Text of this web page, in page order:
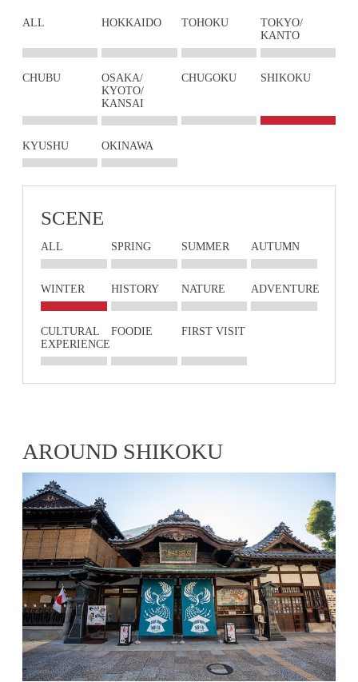
ALL HOKKAIDO TOHOKU
TOKYO/
KANTO
CHUBU
OSAKA/
KYOTO/
KANSAI
CHUGOKU SHIKOKU
KYUSHU OKINAWA
SCENE
ALL SPRING SUMMER AUTUMN
WINTER HISTORY NATURE ADVENTURE
CULTURAL
EXPERIENCE
FOODIE FIRST VISIT
AROUND SHIKOKU